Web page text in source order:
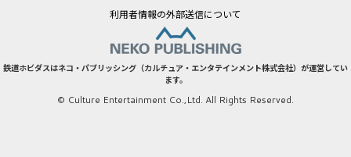
利用者情報の外部送信について
鉄道ホビダスはネコ・パブリッシング（カルチュア・エンタテインメント株式会社）が運営してい
ます。
© Culture Entertainment Co.,Ltd. All Rights Reserved.